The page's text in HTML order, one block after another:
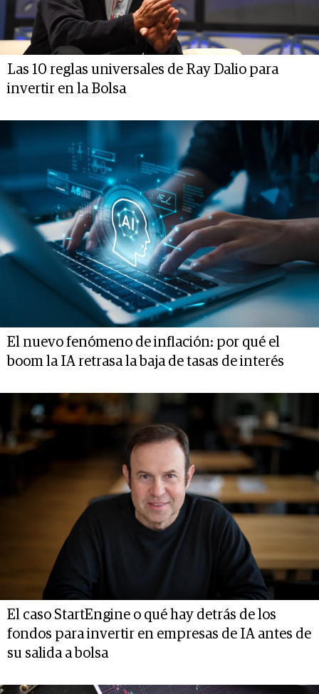
Las 10 reglas universales de Ray Dalio para
invertir en la Bolsa
El nuevo fenómeno de inflación: por qué el
boom la IA retrasa la baja de tasas de interés
El caso StartEngine o qué hay detrás de los
fondos para invertir en empresas de IA antes de
su salida a bolsa